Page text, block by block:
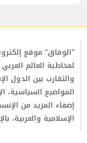
"الوفاق" موقع
لمخاطبة العالم
والتقارب بين الدول
المواضيع السياسية،
إضفاء المزيد من
الإسلامية والعربية،